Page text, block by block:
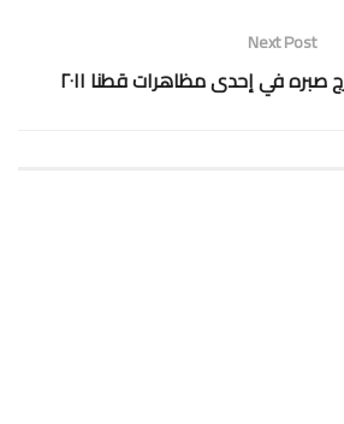
Next Post
في إحدى مظاهرات قطنا ٢٠١١